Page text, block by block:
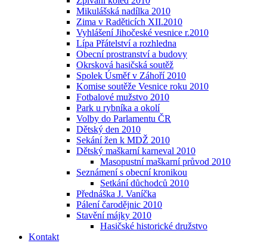
Mikulášská nadílka 2010
Zima v Raděticích XII.2010
Vyhlášení Jihočeské vesnice r.2010
Lípa Přátelství a rozhledna
Obecní prostranství a budovy
Okrsková hasičská soutěž
Spolek Úsměf v Záhoří 2010
Komise soutěže Vesnice roku 2010
Fotbalové mužstvo 2010
Park u rybníka a okolí
Volby do Parlamentu ČR
Dětský den 2010
Sekání žen k MDŽ 2010
Dětský maškarní karneval 2010
Masopustní maškarní průvod 2010
Seznámení s obecní kronikou
Setkání důchodců 2010
Přednáška J. Vaníčka
Pálení čarodějnic 2010
Stavění májky 2010
Hasičské historické družstvo
Kontakt